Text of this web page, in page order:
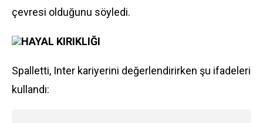
çevresi olduğunu söyledi.
HAYAL KIRIKLIĞI
Spalletti, Inter kariyerini değerlendirirken şu ifadeleri
kullandı: